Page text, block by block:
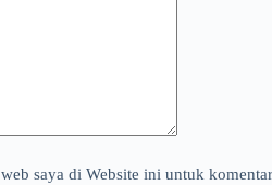
saya di Website ini untuk